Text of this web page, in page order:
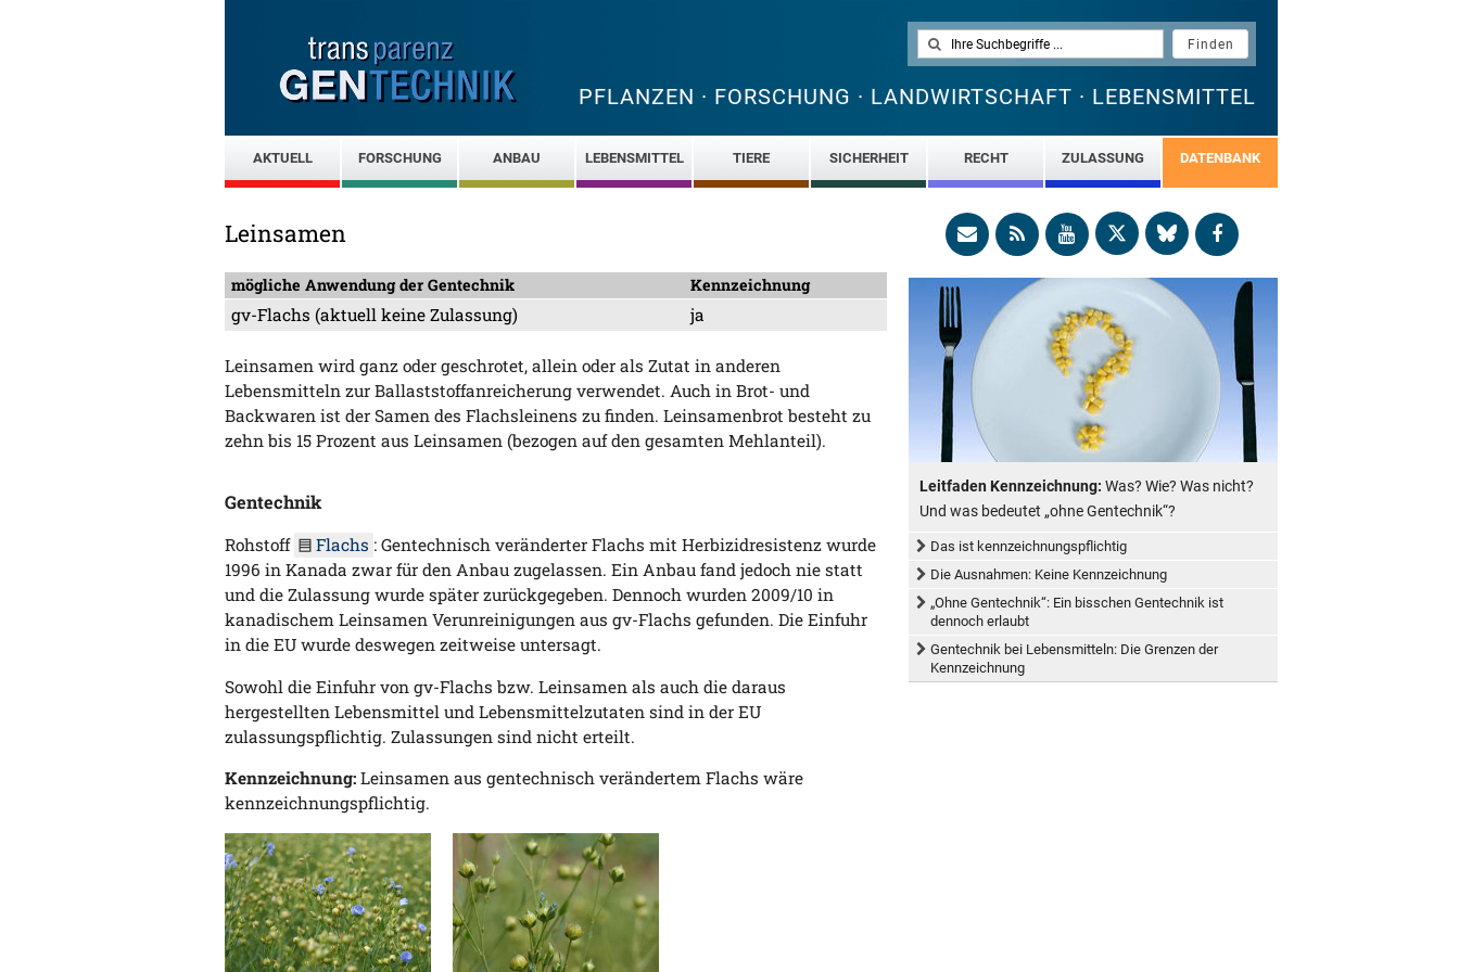
PFLANZEN · FORSCHUNG · LANDWIRTSCHAFT · LEBENSMITTEL
AKTUELL FORSCHUNG ANBAU LEBENSMITTEL TIERE SICHERHEIT RECHT ZULASSUNG DATENBANK
Leinsamen
mögliche Anwendung der Gentechnik Kennzeichnung
gv-Flachs (aktuell keine Zulassung) ja
Leinsamen wird ganz oder geschrotet, allein oder als Zutat in anderen
Lebensmitteln zur Ballaststoffanreicherung verwendet. Auch in Brot- und
Backwaren ist der Samen des Flachsleinens zu finden. Leinsamenbrot besteht zu
zehn bis 15 Prozent aus Leinsamen (bezogen auf den gesamten Mehlanteil).
Gentechnik
Rohstoff Flachs : Gentechnisch veränderter Flachs mit Herbizidresistenz wurde
1996 in Kanada zwar für den Anbau zugelassen. Ein Anbau fand jedoch nie statt
und die Zulassung wurde später zurückgegeben. Dennoch wurden 2009/10 in
kanadischem Leinsamen Verunreinigungen aus gv-Flachs gefunden. Die Einfuhr
in die EU wurde deswegen zeitweise untersagt.
Sowohl die Einfuhr von gv-Flachs bzw. Leinsamen als auch die daraus
hergestellten Lebensmittel und Lebensmittelzutaten sind in der EU
zulassungspflichtig. Zulassungen sind nicht erteilt.
Kennzeichnung: Leinsamen aus gentechnisch verändertem Flachs wäre
kennzeichnungspflichtig.
Leitfaden Kennzeichnung: Was? Wie? Was nicht?
Und was bedeutet „ohne Gentechnik“?
Das ist kennzeichnungspflichtig
Die Ausnahmen: Keine Kennzeichnung
„Ohne Gentechnik“: Ein bisschen Gentechnik ist
dennoch erlaubt
Gentechnik bei Lebensmitteln: Die Grenzen der
Kennzeichnung